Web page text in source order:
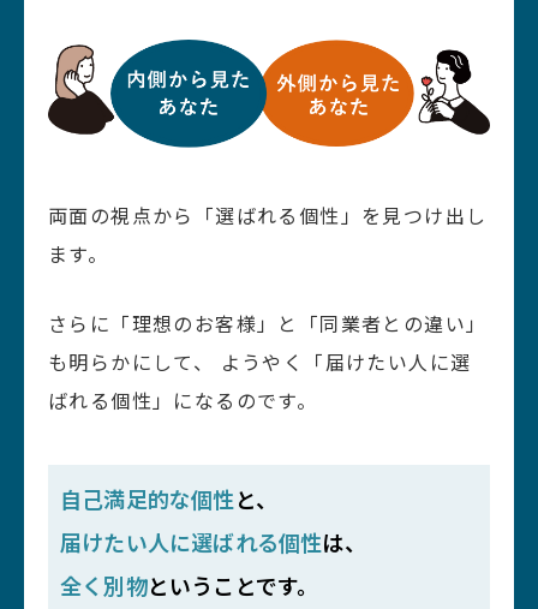
両面の視点から「選ばれる個性」を見つけ出し
ます。
さらに「理想のお客様」と「同業者との違い」
も明らかにして、
ようやく「届けたい人に選
ばれる個性」になるのです。
自己満足的な個性と、
届けたい人に選ばれる個性は、
全く別物ということです。